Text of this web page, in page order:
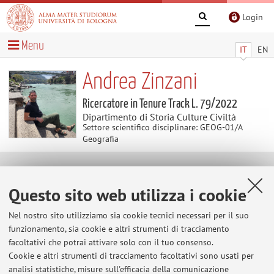
Questo sito web utilizza i cookie
Nel nostro sito utilizziamo sia cookie tecnici necessari per il suo
funzionamento, sia cookie e altri strumenti di tracciamento
facoltativi che potrai attivare solo con il tuo consenso.
Cookie e altri strumenti di tracciamento facoltativi sono usati per
analisi statistiche, misure sull'efficacia della comunicazione
Login
IT EN
Menu
Andrea Zinzani
Ricercatore in Tenure Track L. 79/2022
Dipartimento di Storia Culture Civiltà
Settore scientifico disciplinare: GEOG-01/A
Geografia
Al momento non sono presenti contenuti.
Ultimi avvisi